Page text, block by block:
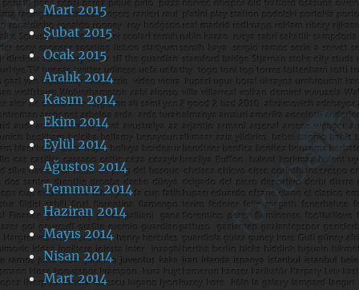
Mart 2015
Şubat 2015
Ocak 2015
Aralık 2014
Kasım 2014
Ekim 2014
Eylül 2014
Ağustos 2014
Temmuz 2014
Haziran 2014
Mayıs 2014
Nisan 2014
Mart 2014